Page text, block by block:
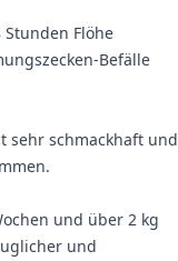
Flöhe
Befälle
sehr schmackhaft und
und über 2 kg
und